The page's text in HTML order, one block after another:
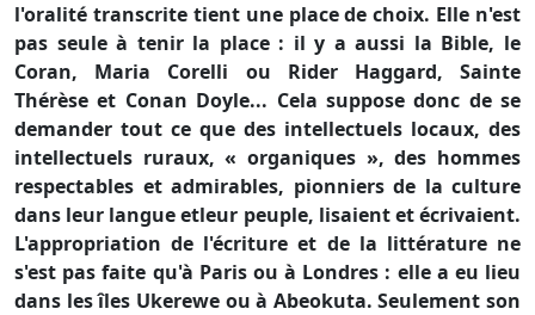
l'oralité transcrite tient une place de choix. Elle n'est
pas seule à tenir la place : il y a aussi la Bible, le
Coran, Maria Corelli ou Rider Haggard, Sainte
Thérèse et Conan Doyle... Cela suppose donc de se
demander tout ce que des intellectuels locaux, des
intellectuels ruraux, « organiques », des hommes
respectables et admirables, pionniers de la culture
dans leur langue etleur peuple, lisaient et écrivaient.
L'appropriation de l'écriture et de la littérature ne
s'est pas faite qu'à Paris ou à Londres : elle a eu lieu
dans les îles Ukerewe ou à Abeokuta. Seulement son